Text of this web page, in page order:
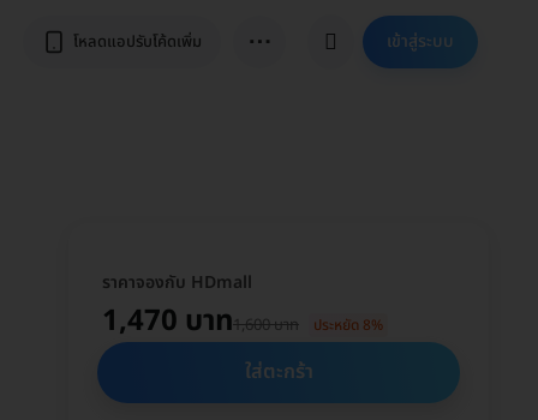
โหลดแอปรับโค้ดเพิ่ม ⋯ เข้าสู่ระบบ
ราคาจองกับ HDmall
1,470 บาท1,600 บาท ประหยัด 8%
ใส่ตะกร้า